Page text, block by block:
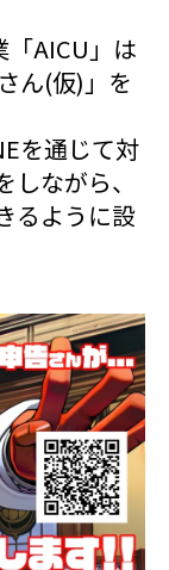
「AICU」は
ん(仮)」を
を通じて対
ながら、
るように設